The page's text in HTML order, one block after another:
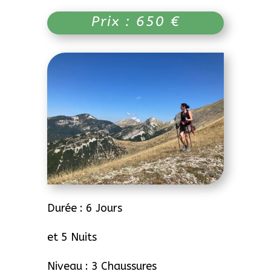
Prix : 650 €
Durée : 6 Jours
et 5 Nuits
Niveau : 3 Chaussures